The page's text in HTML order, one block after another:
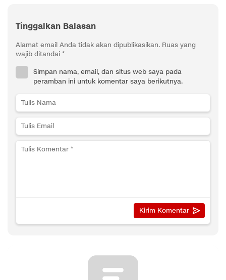
Tinggalkan Balasan
Alamat email Anda tidak akan dipublikasikan. Ruas yang
wajib ditandai *
Simpan nama, email, dan situs web saya pada
peramban ini untuk komentar saya berikutnya.